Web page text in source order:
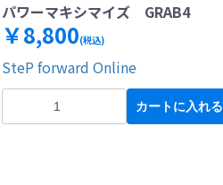
パワーマキシマイズ GRAB4
￥8,800(税込)
SteP forward Online
カートに入れる